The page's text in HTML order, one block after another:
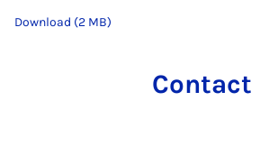
Download (2 MB)
Contact